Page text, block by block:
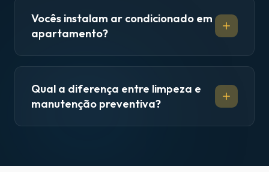
Vocês instalam ar condicionado em
apartamento?
Qual a diferença entre limpeza e
manutenção preventiva?